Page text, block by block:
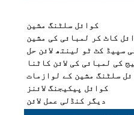
کوائل سلٹنگ مشین
کاٹ کر لمبائی کی مشین
سپیڈ کٹ ٹو لینتھ لائن حل
کی لمبائی کی لائن کاٹنا
سلٹنگ مشین کے لوازمات
کوائل پیکیجنگ لائنز
دیگر کنڈلی عمل لائن